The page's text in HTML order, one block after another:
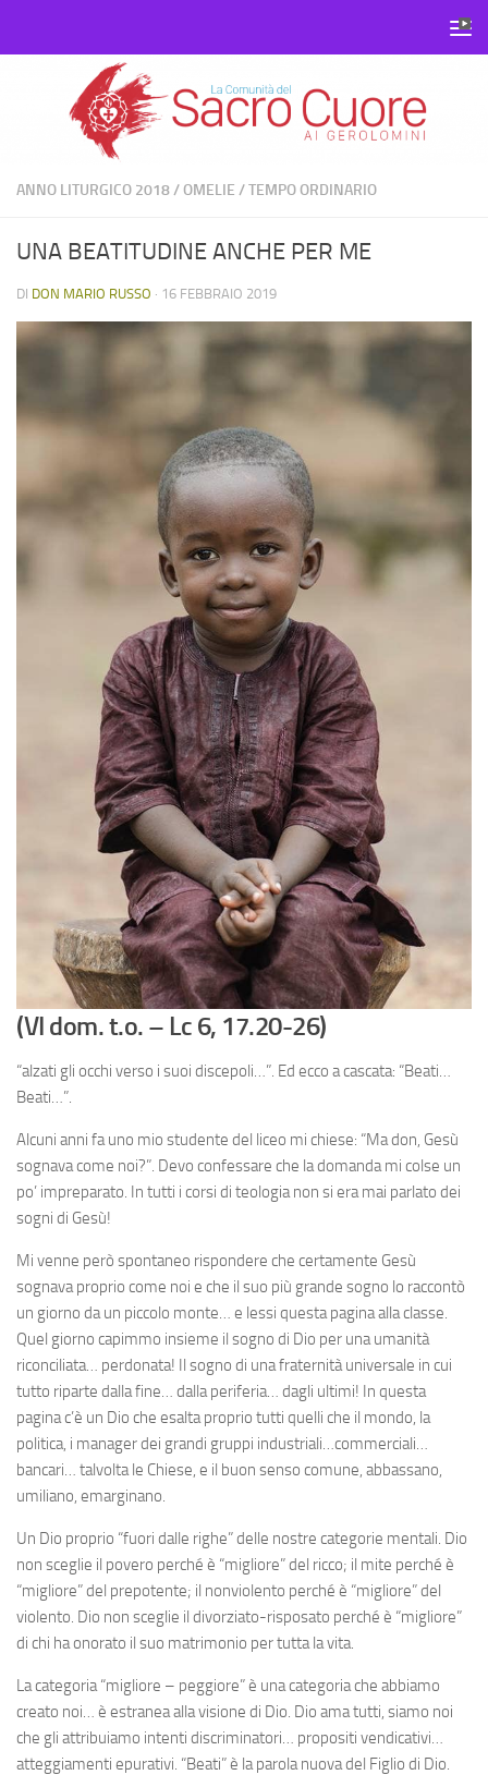
ANNO LITURGICO 2018/OMELIE /TEMPO ORDINARIO
UNA BEATITUDINE ANCHE PER ME
DI DON MARIO RUSSO · 16 FEBBRAIO 2019
(VI dom. t.o. – Lc 6, 17.20-26)
“alzati gli occhi verso i suoi discepoli…”. Ed ecco a cascata: “Beati…
Beati…”.
Alcuni anni fa uno mio studente del liceo mi chiese: “Ma don, Gesù
sognava come noi?”. Devo confessare che la domanda mi colse un
po’ impreparato. In tutti i corsi di teologia non si era mai parlato dei
sogni di Gesù!
Mi venne però spontaneo rispondere che certamente Gesù
sognava proprio come noi e che il suo più grande sogno lo raccontò
un giorno da un piccolo monte… e lessi questa pagina alla classe.
Quel giorno capimmo insieme il sogno di Dio per una umanità
riconciliata… perdonata! Il sogno di una fraternità universale in cui
tutto riparte dalla fine… dalla periferia… dagli ultimi! In questa
pagina c’è un Dio che esalta proprio tutti quelli che il mondo, la
politica, i manager dei grandi gruppi industriali…commerciali…
bancari… talvolta le Chiese, e il buon senso comune, abbassano,
umiliano, emarginano.
Un Dio proprio “fuori dalle righe” delle nostre categorie mentali. Dio
non sceglie il povero perché è “migliore” del ricco; il mite perché è
“migliore” del prepotente; il nonviolento perché è “migliore” del
violento. Dio non sceglie il divorziato-risposato perché è “migliore”
di chi ha onorato il suo matrimonio per tutta la vita.
La categoria “migliore – peggiore” è una categoria che abbiamo
creato noi… è estranea alla visione di Dio. Dio ama tutti, siamo noi
che gli attribuiamo intenti discriminatori… propositi vendicativi…
atteggiamenti epurativi. “Beati” è la parola nuova del Figlio di Dio.